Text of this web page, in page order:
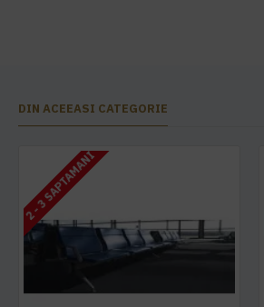
DIN ACEEASI CATEGORIE
2 - 3 SAPTAMANI